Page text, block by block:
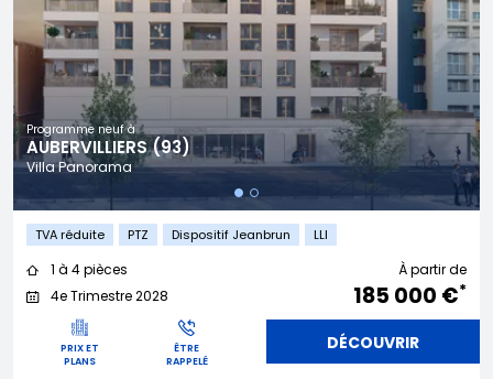
Programme neuf à
AUBERVILLIERS (93)
Villa Panorama
TVA réduite PTZ Dispositif Jeanbrun LLI
1 à 4 pièces
4e Trimestre 2028
À partir de
185 000 €*
PRIX ET
PLANS
ÊTRE
RAPPELÉ
DÉCOUVRIR